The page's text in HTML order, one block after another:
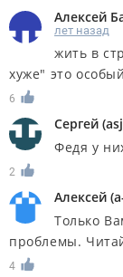
Алексей
лет назад
жить в
хуже" это
6
Сергей (asj
Федя у
2
Алексей (
Только
проблемы.
4